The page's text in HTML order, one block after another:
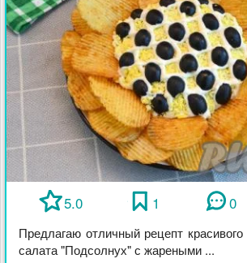
5.0 1 0
Предлагаю отличный рецепт красивого
салата "Подсолнух" с жареными ...